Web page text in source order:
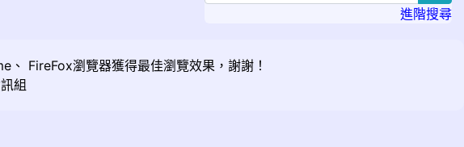
進階搜尋
、 FireFox瀏覽器獲得最佳瀏覽效果，謝謝！
組